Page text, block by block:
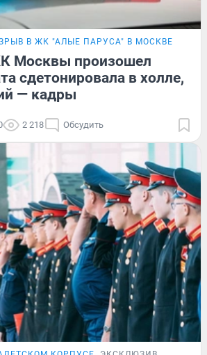
В ЖК "АЛЫЕ ПАРУСА" В МОСКВЕ
Москвы произошел
сдетонировала в холле,
— кадры
2 218 Обсудить